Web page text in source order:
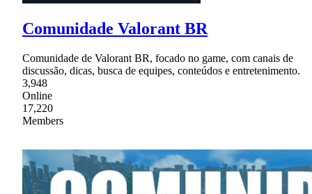
Comunidade Valorant BR
Comunidade de Valorant BR, focado no game, com canais de
discussão, dicas, busca de equipes, conteúdos e entretenimento.
3,948
Online
17,220
Members